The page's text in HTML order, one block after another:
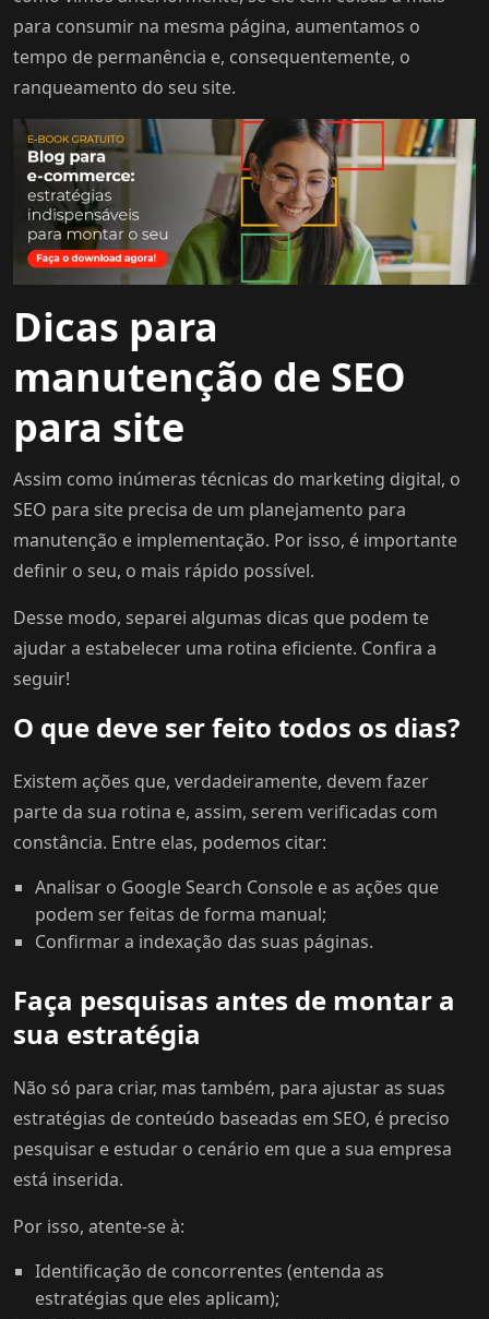
para consumir na mesma página, aumentamos o
tempo de permanência e, consequentemente, o
ranqueamento do seu site.
Dicas para
manutenção de SEO
para site
Assim como inúmeras técnicas do marketing digital, o
SEO para site precisa de um planejamento para
manutenção e implementação. Por isso, é importante
definir o seu, o mais rápido possível.
Desse modo, separei algumas dicas que podem te
ajudar a estabelecer uma rotina eficiente. Confira a
seguir!
O que deve ser feito todos os dias?
Existem ações que, verdadeiramente, devem fazer
parte da sua rotina e, assim, serem verificadas com
constância. Entre elas, podemos citar:
Analisar o Google Search Console e as ações que
podem ser feitas de forma manual;
Confirmar a indexação das suas páginas.
Faça pesquisas antes de montar a
sua estratégia
Não só para criar, mas também, para ajustar as suas
estratégias de conteúdo baseadas em SEO, é preciso
pesquisar e estudar o cenário em que a sua empresa
está inserida.
Por isso, atente-se à:
Identificação de concorrentes (entenda as
estratégias que eles aplicam);